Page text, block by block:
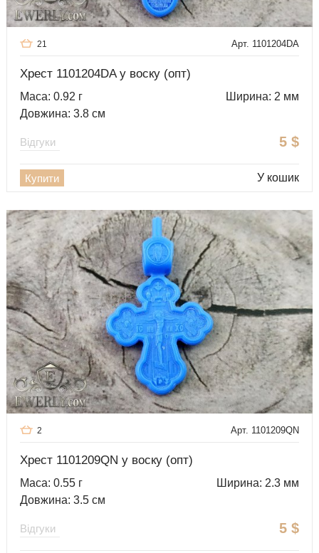
Арт. 1101204DA
21
Хрест 1101204DA у воску (опт)
Маса: 0.92 г
Ширина: 2 мм
Довжина: 3.8 см
5 $
Відгуки
Купити У кошик
Арт. 1101209QN
2
Хрест 1101209QN у воску (опт)
Маса: 0.55 г
Ширина: 2.3 мм
Довжина: 3.5 см
5 $
Відгуки